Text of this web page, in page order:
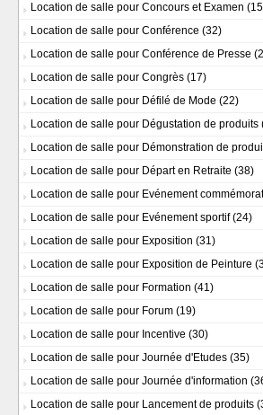
Location de salle pour Concours et Examen
Location de salle pour Conférence (32)
Location de salle pour Conférence de Presse
Location de salle pour Congrès (17)
Location de salle pour Défilé de Mode (22)
Location de salle pour Dégustation de produits
Location de salle pour Démonstration de
Location de salle pour Départ en Retraite (38)
Location de salle pour Evénement
Location de salle pour Evénement sportif(24)
Location de salle pour Exposition (31)
Location de salle pour Exposition de Peinture
Location de salle pour Formation (41)
Location de salle pour Forum (19)
Location de salle pour Incentive (30)
Location de salle pour Journée d'Etudes (35)
Location de salle pour Journée d'information
Location de salle pour Lancement de produits